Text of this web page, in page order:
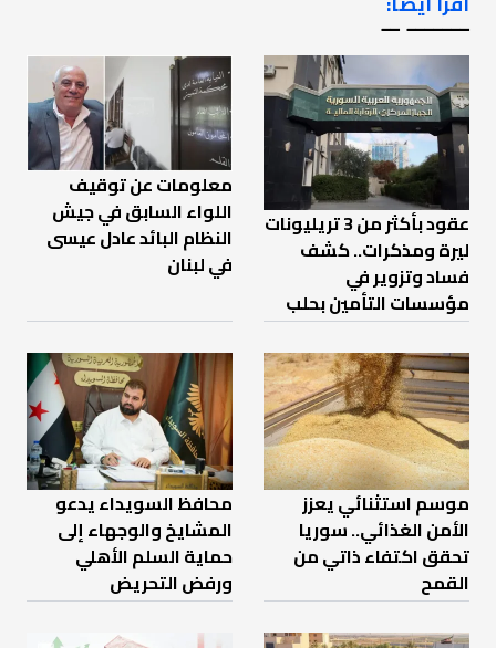
ـــــــ ــ
عقود بأكثر من 3 تريليونات
ليرة ومذكرات.. كشف
فساد وتزوير في
مؤسسات التأمين بحلب
معلومات عن توقيف
اللواء السابق في جيش
النظام البائد عادل عيسى
في لبنان
موسم استثنائي يعزز
الأمن الغذائي.. سوريا
تحقق اكتفاء ذاتي من
القمح
محافظ السويداء يدعو
المشايخ والوجهاء إلى
حماية السلم الأهلي
ورفض التحريض